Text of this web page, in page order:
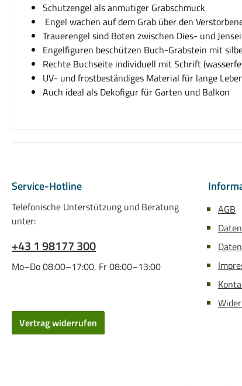
Schutzengel als anmutiger Grabschmuck
Engel wachen auf dem Grab über den
Trauerengel sind Boten zwischen Dies- und
Engelfiguren beschützen Buch-Grabstein mit
Rechte Buchseite individuell mit Schrift
UV- und frostbeständiges Material für lange
Auch ideal als Dekofigur für Garten und Balkon
Service-Hotline
Telefonische Unterstützung und Beratung
unter:
+43 1 98177 300
Mo–Do 08:00–17:00, Fr 08:00–13:00
Vertrag widerrufen
AGB